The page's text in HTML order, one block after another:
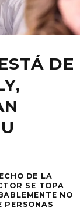
DE
DE LA
SE TOPA
NO
PERSONAS